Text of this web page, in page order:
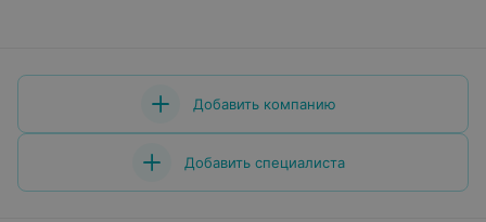
не пишется кардиограмма. Насколько понравилась
доктор — настолько разочаровала и разозлила
Добавить компанию
Добавить специалиста